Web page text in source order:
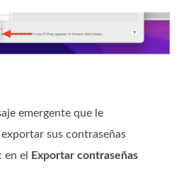
emergente que le
sus contraseñas
en el
Exportar contraseñas